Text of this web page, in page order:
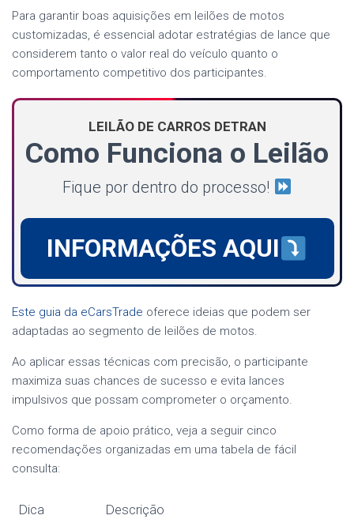
Para garantir boas aquisições em leilões de motos
customizadas, é essencial adotar estratégias de lance que
considerem tanto o valor real do veículo quanto o
comportamento competitivo dos participantes.
LEILÃO DE CARROS DETRAN
Como Funciona o Leilão
Fique por dentro do processo!
INFORMAÇÕES AQUI
Este guia da eCarsTrade oferece ideias que podem ser
adaptadas ao segmento de leilões de motos.
Ao aplicar essas técnicas com precisão, o participante
maximiza suas chances de sucesso e evita lances
impulsivos que possam comprometer o orçamento.
Como forma de apoio prático, veja a seguir cinco
recomendações organizadas em uma tabela de fácil
consulta:
Dica Descrição